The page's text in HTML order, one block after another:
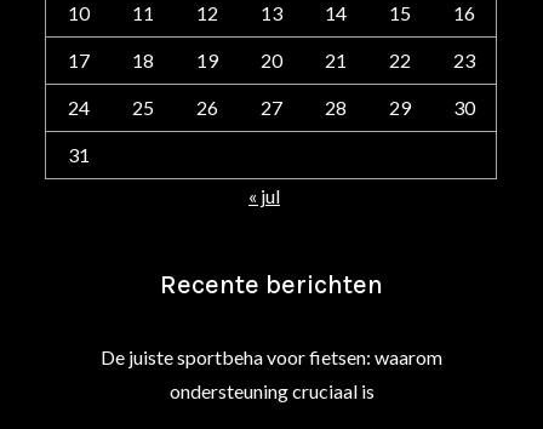
10 11 12 13 14 15 16
17 18 19 20 21 22 23
24 25 26 27 28 29 30
31
« jul
Recente berichten
De juiste sportbeha voor fietsen: waarom
ondersteuning cruciaal is